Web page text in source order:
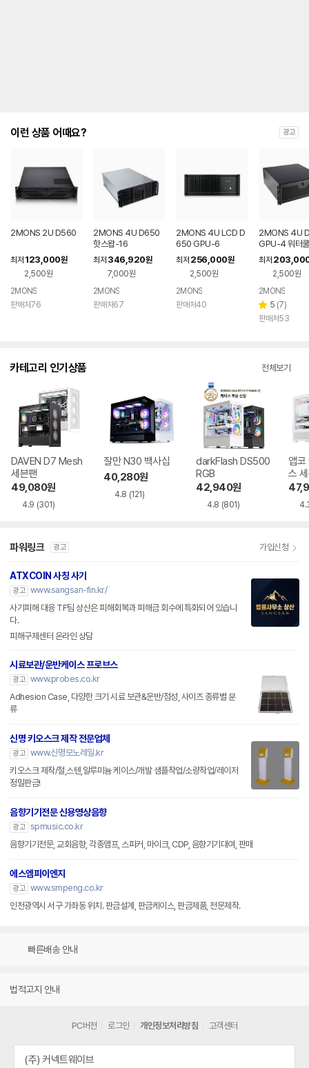
이런 상품 어때요? 광고
2MONS 2U D560
최저 123,000원
2,500원
2MONS
판매처76
2MONS 4U D650
핫스왑-16
최저 346,920원
7,000원
2MONS
판매처67
2MONS 4U LCD D
650 GPU-6
최저 256,000원
2,500원
2MONS
판매처40
2MONS 4U
GPU-4 워터쿨
최저
2,500원
2MONS
별
점
5 리
뷰
(7)
판매처53
카테고리 인기상품 전체보기
DAVEN D7 Mesh
세븐팬
49,080원
4.9 (301)
잘만 N30 백사십
40,280원
4.8 (121)
darkFlash DS500
RGB
42,940원
4.8 (801)
앱코
스
파워링크 광고 가입신청
ATXCOIN 사칭 사기
광고 www.sangsan-fin.kr/
사기피해 대응 TF팀 상산은 피해회복과 피해금 회수에 특화되어 있습니
다.
피해구제센터 온라인 상담
시료보관/운반케이스 프로브스
광고 www.probes.co.kr
Adhesion Case, 다양한 크기 시료 보관&운반/점성, 사이즈 종류별 분
류
신명 키오스크 제작 전문업체
광고 www.신명모노레일.kr
키오스크 제작/철,스텐,알루미늄 케이스/개발 샘플작업/소량작업/레이저
정밀판금!
음향기기전문 신용영상음향
광고 spmusic.co.kr
음향기기전문, 교회음향, 각종앰프, 스피커, 마이크, CDP, 음향기기대여, 판매
에스엠피이엔지
광고 www.smpeng.co.kr
인천광역시 서구 가좌동 위치. 판금설계, 판금케이스, 판금제품, 전문제작.
빠른배송 안내
법적고지 안내
PC버전 로그인 개인정보처리방침 고객센터
(주) 커넥트웨이브